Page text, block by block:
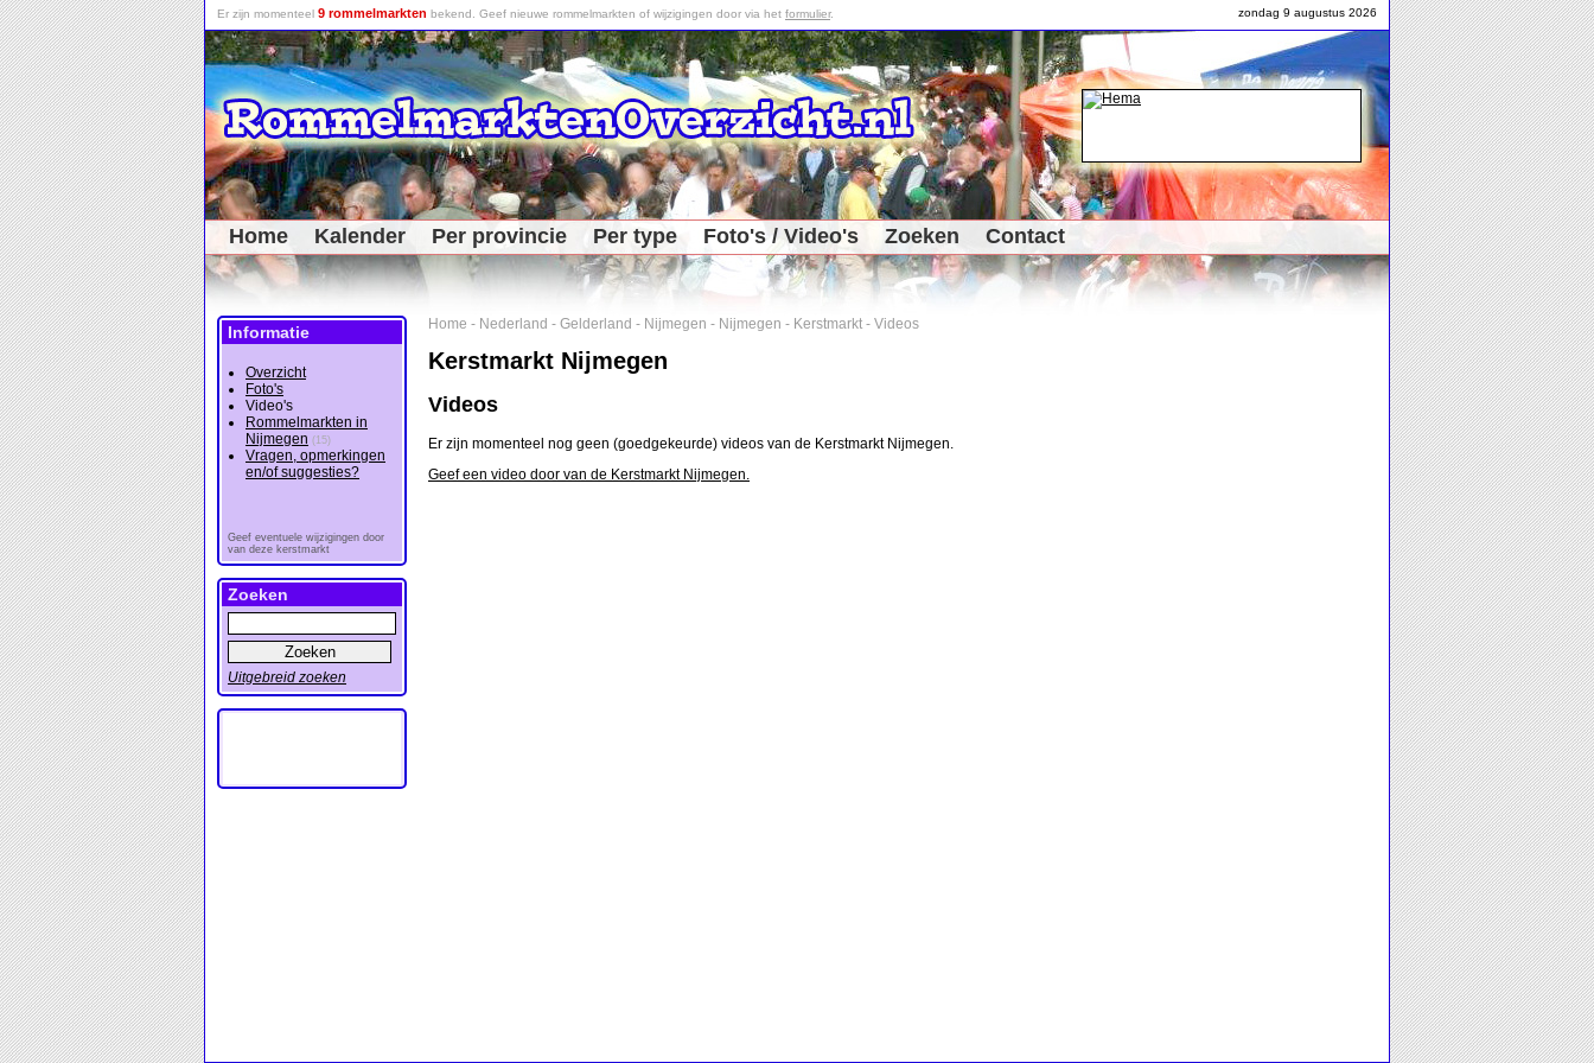
zondag 9 augustus 2026
Er zijn momenteel 9 rommelmarkten bekend. Geef nieuwe rommelmarkten of wijzigingen door via het formulier.
Home Kalender Per provincie Per type Foto's / Video's Zoeken Contact
Home - Nederland - Gelderland - Nijmegen - Nijmegen - Kerstmarkt - Videos
Kerstmarkt Nijmegen
Videos
Er zijn momenteel nog geen (goedgekeurde) videos van de Kerstmarkt Nijmegen.
Geef een video door van de Kerstmarkt Nijmegen.
Informatie
Overzicht
Foto's
Video's
Rommelmarkten in
Nijmegen (15)
Vragen, opmerkingen
en/of suggesties?
Geef eventuele wijzigingen door
van deze kerstmarkt
Zoeken
Uitgebreid zoeken